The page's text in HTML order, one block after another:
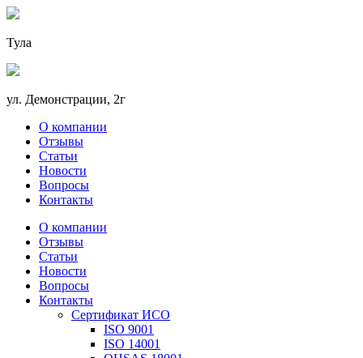
Тула
ул. Демонстрации, 2г
О компании
Отзывы
Статьи
Новости
Вопросы
Контакты
О компании
Отзывы
Статьи
Новости
Вопросы
Контакты
Сертификат ИСО
ISO 9001
ISO 14001